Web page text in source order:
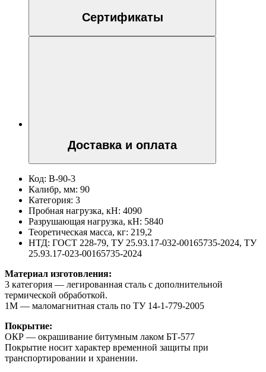
Сертификаты
Доставка и оплата
Код: В-90-3
Калибр, мм: 90
Категория: 3
Пробная нагрузка, кН: 4090
Разрушающая нагрузка, кН: 5840
Теоретическая масса, кг: 219,2
НТД: ГОСТ 228-79, ТУ 25.93.17-032-00165735-2024, ТУ
25.93.17-023-00165735-2024
Материал изготовления:
3 категория — легированная сталь с дополнительной
термической обработкой.
1М — маломагнитная сталь по ТУ 14-1-779-2005
Покрытие:
ОКР — окрашивание битумным лаком БТ-577
Покрытие носит характер временной защиты при
транспортировании и хранении.